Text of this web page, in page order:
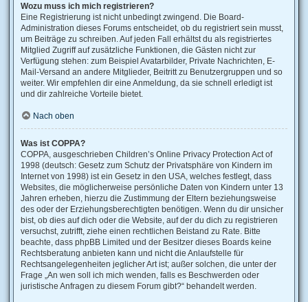
Wozu muss ich mich registrieren?
Eine Registrierung ist nicht unbedingt zwingend. Die Board-
Administration dieses Forums entscheidet, ob du registriert sein musst,
um Beiträge zu schreiben. Auf jeden Fall erhältst du als registriertes
Mitglied Zugriff auf zusätzliche Funktionen, die Gästen nicht zur
Verfügung stehen: zum Beispiel Avatarbilder, Private Nachrichten, E-
Mail-Versand an andere Mitglieder, Beitritt zu Benutzergruppen und so
weiter. Wir empfehlen dir eine Anmeldung, da sie schnell erledigt ist
und dir zahlreiche Vorteile bietet.
Nach oben
Was ist COPPA?
COPPA, ausgeschrieben Children’s Online Privacy Protection Act of
1998 (deutsch: Gesetz zum Schutz der Privatsphäre von Kindern im
Internet von 1998) ist ein Gesetz in den USA, welches festlegt, dass
Websites, die möglicherweise persönliche Daten von Kindern unter 13
Jahren erheben, hierzu die Zustimmung der Eltern beziehungsweise
des oder der Erziehungsberechtigten benötigen. Wenn du dir unsicher
bist, ob dies auf dich oder die Website, auf der du dich zu registrieren
versuchst, zutrifft, ziehe einen rechtlichen Beistand zu Rate. Bitte
beachte, dass phpBB Limited und der Besitzer dieses Boards keine
Rechtsberatung anbieten kann und nicht die Anlaufstelle für
Rechtsangelegenheiten jeglicher Art ist; außer solchen, die unter der
Frage „An wen soll ich mich wenden, falls es Beschwerden oder
juristische Anfragen zu diesem Forum gibt?“ behandelt werden.